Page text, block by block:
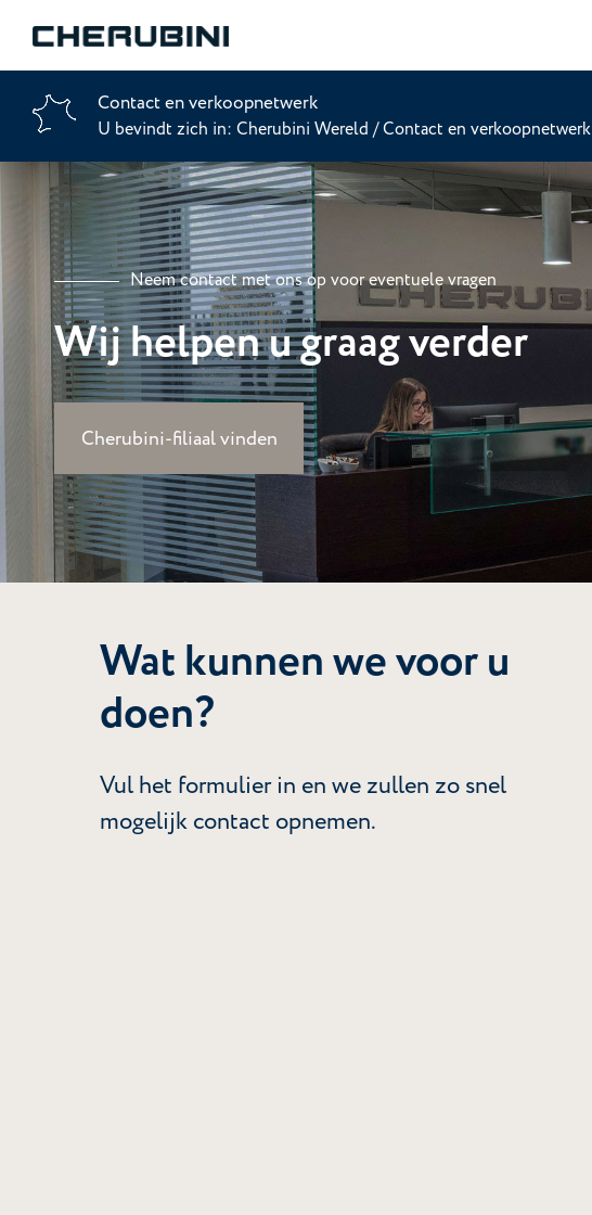
Contact en verkoopnetwerk
U bevindt zich in: Cherubini Wereld /Contact en verkoopnetwerk
Neem contact met ons op voor eventuele vragen
Wij helpen u graag verder
Cherubini-filiaal vinden
Wat kunnen we voor u
doen?
Vul het formulier in en we zullen zo snel
mogelijk contact opnemen.